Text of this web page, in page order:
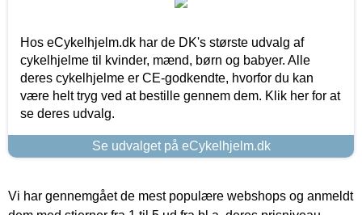
Hos eCykelhjelm.dk har de DK's største udvalg af
cykelhjelme til kvinder, mænd, børn og babyer. Alle
deres cykelhjelme er CE-godkendte, hvorfor du kan
være helt tryg ved at bestille gennem dem. Klik her for at
se deres udvalg.
Se udvalget på eCykelhjelm.dk
Vi har gennemgået de mest populære webshops og anmeldt